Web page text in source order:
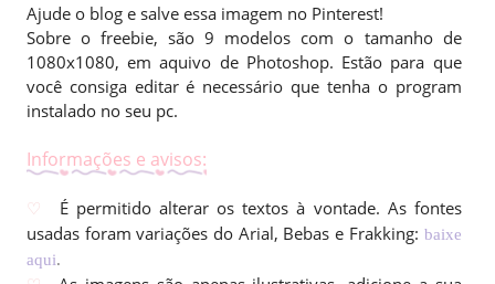
Ajude o blog e salve essa imagem no Pinterest!
Sobre o freebie, são 9 modelos com o tamanho de
1080x1080, em aquivo de Photoshop. Estão para que
você consiga editar é necessário que tenha o program
instalado no seu pc.
Informações e avisos:
♡ É permitido alterar os textos à vontade. As fontes
usadas foram variações do Arial, Bebas e Frakking: baixe
aqui.